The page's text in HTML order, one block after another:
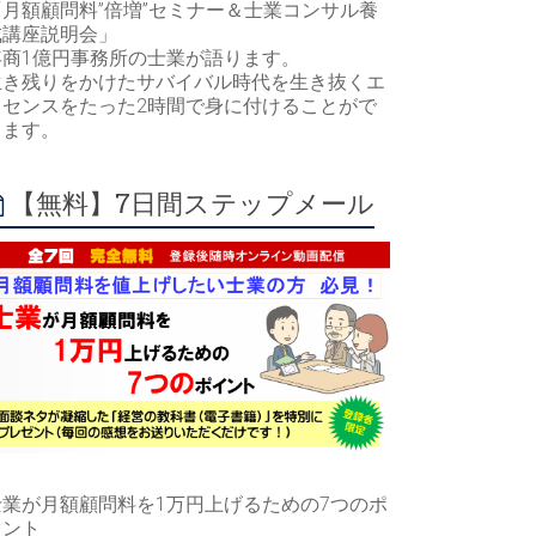
額顧問料”倍増”セミナー＆士業コンサル養
座説明会」
1億円事務所の士業が語ります。
残りをかけたサバイバル時代を生き抜くエ
ンスをたった2時間で身に付けることがで
す。
【無料】7日間ステップメール
が月額顧問料を1万円上げるための7つのポ
ト